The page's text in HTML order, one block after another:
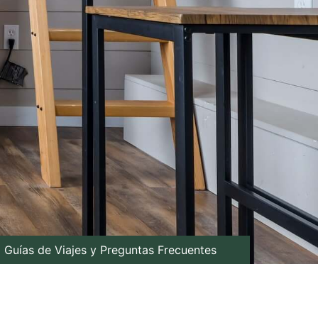
Guías de Viajes y Preguntas Frecuentes